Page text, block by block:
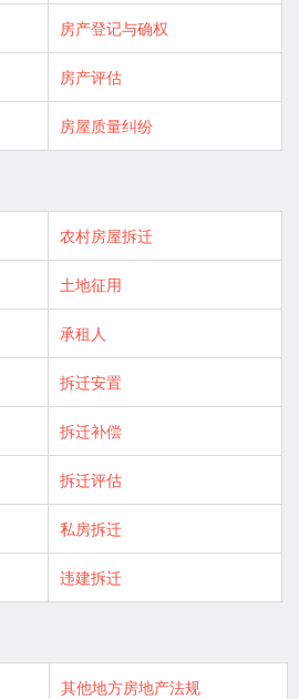
房产登记与确权
房产评估
房屋质量纠纷
农村房屋拆迁
土地征用
承租人
拆迁安置
拆迁补偿
拆迁评估
私房拆迁
违建拆迁
其他地方房地产法规